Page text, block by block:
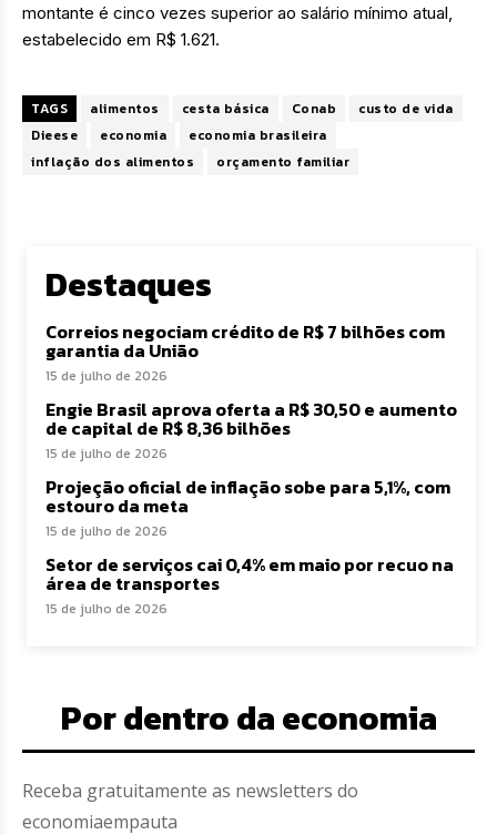
montante é cinco vezes superior ao salário mínimo atual,
estabelecido em R$ 1.621.
TAGS alimentos cesta básica Conab
custo de vida
Dieese
economia
economia brasileira
inflação dos alimentos
orçamento familiar
Destaques
Correios negociam crédito de R$ 7 bilhões com
garantia da União
15 de julho de 2026
Engie Brasil aprova oferta a R$ 30,50 e aumento
de capital de R$ 8,36 bilhões
15 de julho de 2026
Projeção oficial de inflação sobe para 5,1%, com
estouro da meta
15 de julho de 2026
Setor de serviços cai 0,4% em maio por recuo na
área de transportes
15 de julho de 2026
Por dentro da economia
Receba gratuitamente as newsletters do
economiaempauta